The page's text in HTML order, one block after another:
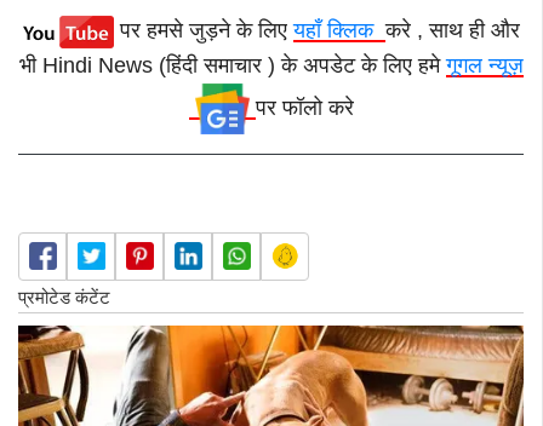
पर हमसे जुड़ने के लिएयहाँ क्लिककरे , साथ ही और
भी Hindi News (हिंदी समाचार ) के अपडेट के लिए हमेगूगल न्यूज़
पर फॉलो करे